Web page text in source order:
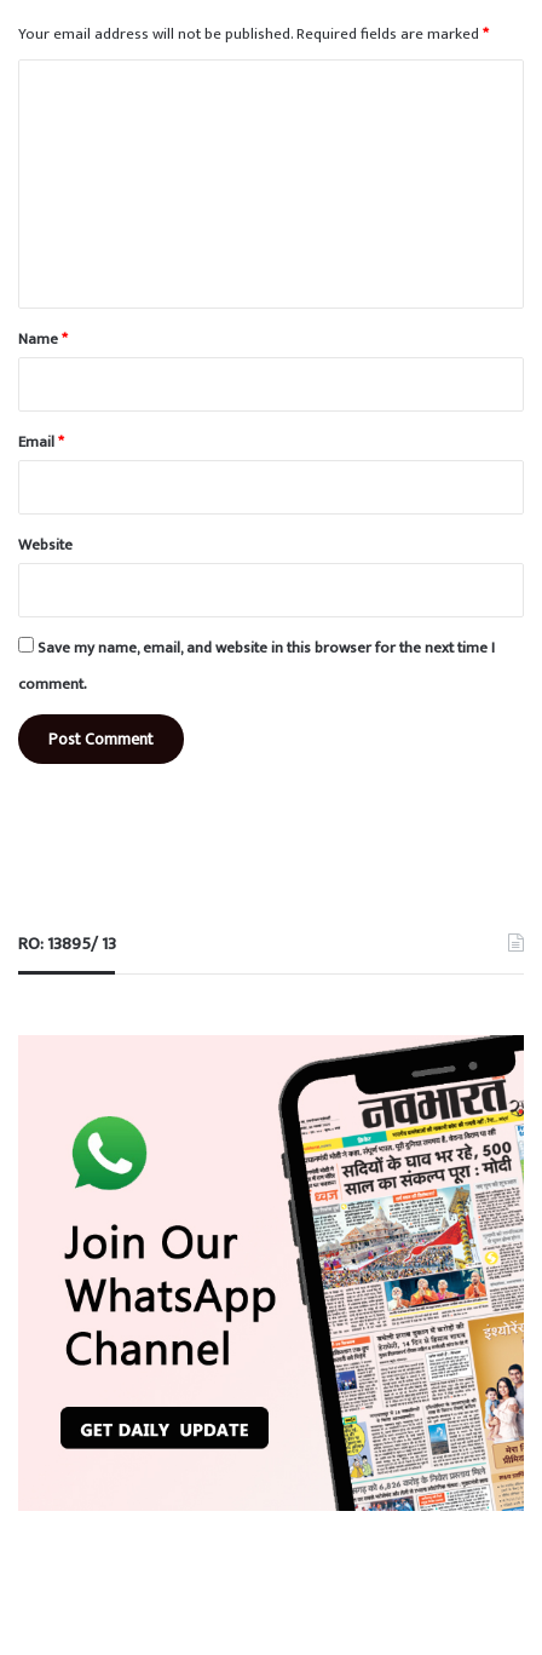
Your email address will not be published.Required fields are marked*
*
Name*
Email*
Website
Save my name, email, and website in this browser for the next time I
comment.
RO: 13895/ 13